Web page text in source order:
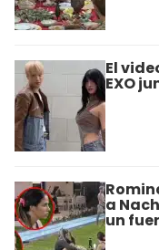
El
EXO
a
un